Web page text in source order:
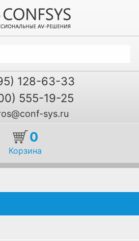
128-63-33
555-19-25
sys.ru
0
Корзина